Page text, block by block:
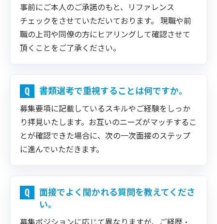
事前にご本人のご承諾のもと、リファレンス
チェックをさせていただいております。 現職や前
職の上司や同僚の方にヒアリングして確認させて
頂くことをご了承ください。
書類選考で重視することは何ですか。
募集要項に記載しているスキルやご経験をしっか
り拝見いたします。お互いのニーズがマッチするこ
とが確認できた場合に、次の一次面接のステップ
に進んでいただきます。
面接でよく聞かれる質問を教えてくださ
い。
募集ポジションに応じて異なりますが、ご経歴・